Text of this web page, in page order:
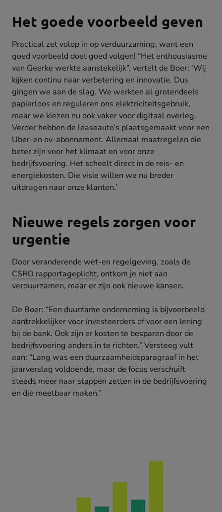
Het goede voorbeeld geven
Practical zet volop in op verduurzaming, want een
goed voorbeeld doet goed volgen! “Het enthousiasme
van Geerke werkte aanstekelijk”, vertelt de Boer: 'Wij
kijken continu naar verbetering en innovatie. Dus
gingen we aan de slag. We werkten al grotendeels
papierloos en reguleren ons elektriciteitsgebruik,
maar we kiezen nu ook vaker voor digitaal overleg.
Verder hebben de leaseauto’s plaatsgemaakt voor een
Uber-en ov-abonnement. Allemaal maatregelen die
beter zijn voor het klimaat en voor onze
bedrijfsvoering. Het scheelt direct in de reis- en
energiekosten. Die visie willen we nu breder
uitdragen naar onze klanten.’
Nieuwe regels zorgen voor
urgentie
Door veranderende wet-en regelgeving, zoals de
CSRD rapportageplicht, ontkom je niet aan
verduurzamen, maar er zijn ook nieuwe kansen.
De Boer: “Een duurzame onderneming is bijvoorbeeld
aantrekkelijker voor investeerders of voor een lening
bij de bank. Ook zijn er kosten te besparen door de
bedrijfsvoering anders in te richten.” Versteeg vult
aan: “Lang was een duurzaamheidsparagraaf in het
jaarverslag voldoende, maar de focus verschuift
steeds meer naar stappen zetten in de bedrijfsvoering
en die meetbaar maken.”